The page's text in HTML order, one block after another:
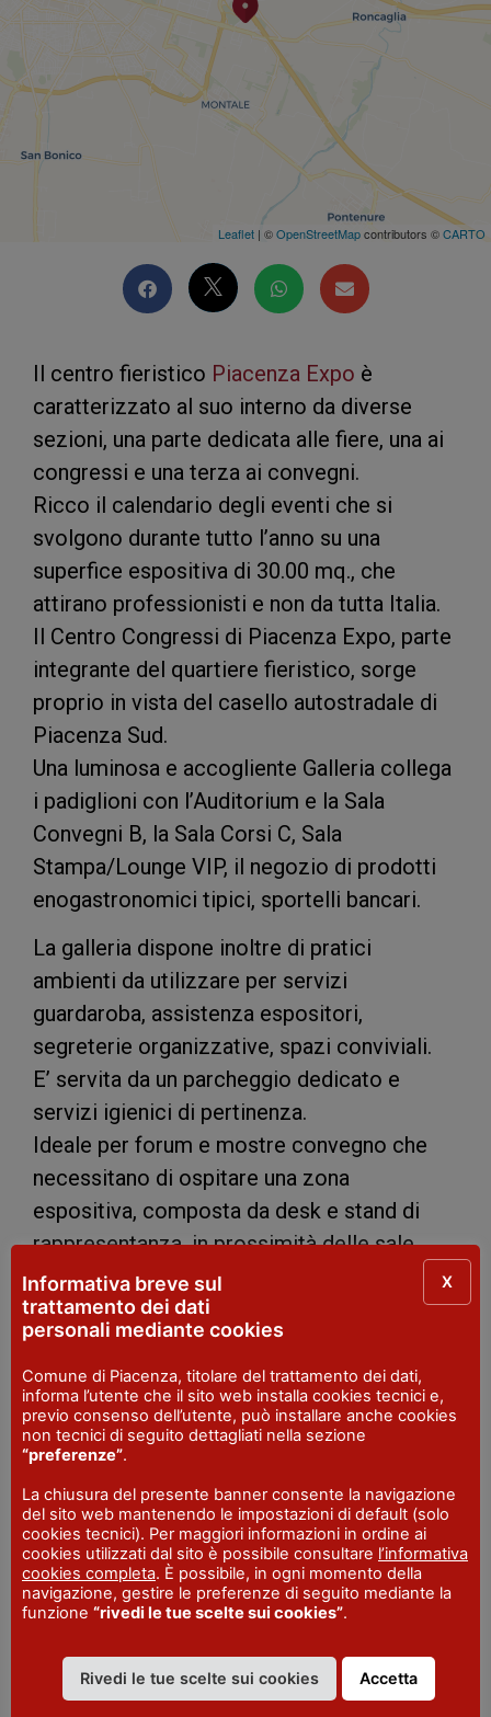
Leaflet | ©OpenStreetMapcontributors ©CARTO
Il centro fieristico Piacenza Expo è
caratterizzato al suo interno da diverse
sezioni, una parte dedicata alle fiere, una ai
congressi e una terza ai convegni.
Ricco il calendario degli eventi che si
svolgono durante tutto l’anno su una
superfice espositiva di 30.00 mq., che
attirano professionisti e non da tutta Italia.
Il Centro Congressi di Piacenza Expo, parte
integrante del quartiere fieristico, sorge
proprio in vista del casello autostradale di
Piacenza Sud.
Una luminosa e accogliente Galleria collega
i padiglioni con l’Auditorium e la Sala
Convegni B, la Sala Corsi C, Sala
Stampa/Lounge VIP, il negozio di prodotti
enogastronomici tipici, sportelli bancari.
La galleria dispone inoltre di pratici
ambienti da utilizzare per servizi
guardaroba, assistenza espositori,
segreterie organizzative, spazi conviviali.
E’ servita da un parcheggio dedicato e
servizi igienici di pertinenza.
Ideale per forum e mostre convegno che
necessitano di ospitare una zona
espositiva, composta da desk e stand di
rappresentanza, in prossimità delle sale.
INDIRIZZO
LOCALITA'
Piacenza
ACCESSIBILITA' DISABILI
Si
TELEFONO
+39.0523.602711
FAX
SITO WEB
www.piacenzaexpo.it/
Informativa breve sul
trattamento dei dati
personali mediante cookies
Comune di Piacenza, titolare del trattamento dei dati,
informa l’utente che il sito web installa cookies tecnici e,
previo consenso dell’utente, può installare anche cookies
non tecnici di seguito dettagliati nella sezione
“preferenze”.
La chiusura del presente banner consente la navigazione
del sito web mantenendo le impostazioni di default (solo
cookies tecnici). Per maggiori informazioni in ordine ai
cookies utilizzati dal sito è possibile consultare l’informativa
cookies completa. È possibile, in ogni momento della
navigazione, gestire le preferenze di seguito mediante la
funzione “rivedi le tue scelte sui cookies”.
Rivedi le tue scelte sui cookies Accetta
X